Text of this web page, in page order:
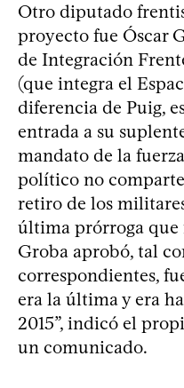
Otro diputado
proyecto fue Óscar
de Integración
(que integra el
diferencia de Puig,
entrada a su
mandato de la
político no
retiro de los
última prórroga que
Groba aprobó, tal
correspondientes,
era la última y era
2015”, indicó el
un comunicado.